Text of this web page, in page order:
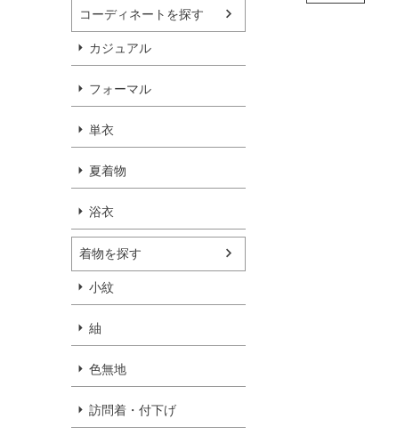
コーディネートを探す
カジュアル
フォーマル
単衣
夏着物
浴衣
着物を探す
小紋
紬
色無地
訪問着・付下げ